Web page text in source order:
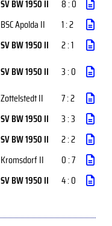
SV BW 1950 II
8 : 0
BSC Apolda II
1 : 2
SV BW 1950 II
2 : 1
SV BW 1950 II
3 : 0
Zottelstedt II
7 : 2
SV BW 1950 II
3 : 3
SV BW 1950 II
2 : 2
Kromsdorf II
0 : 7
SV BW 1950 II 4 : 0